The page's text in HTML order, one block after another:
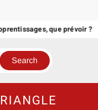
que prévoir ?